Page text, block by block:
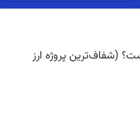
(شفاف‌ترین پروژه ارز